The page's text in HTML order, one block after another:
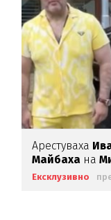
Арестуваха
Майбаха на
Ексклузивно